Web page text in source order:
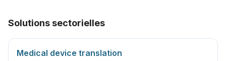
Solutions sectorielles
Medical device translation